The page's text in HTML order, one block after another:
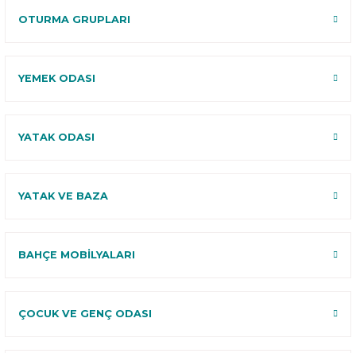
OTURMA GRUPLARI
YEMEK ODASI
YATAK ODASI
YATAK VE BAZA
BAHÇE MOBİLYALARI
ÇOCUK VE GENÇ ODASI